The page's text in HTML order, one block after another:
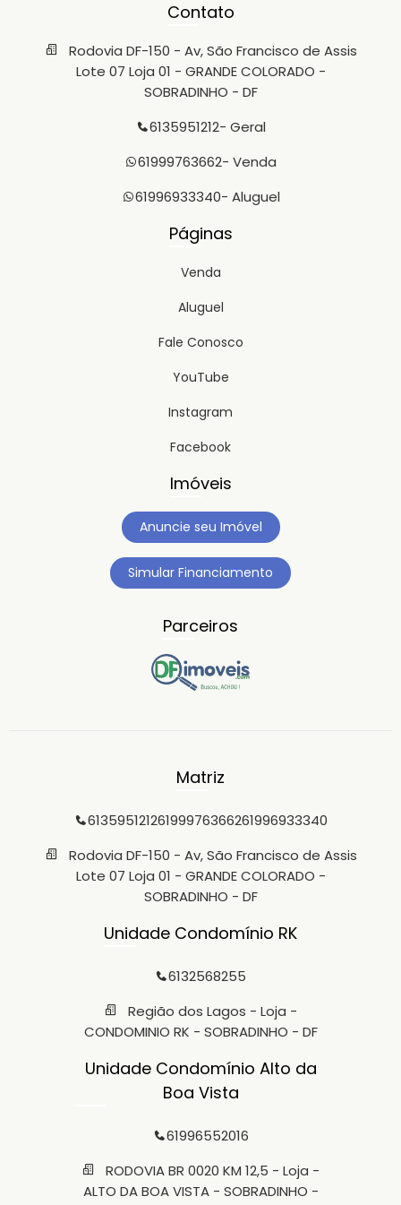
Contato
Rodovia DF-150 - Av, São Francisco de Assis
Lote 07 Loja 01 - GRANDE COLORADO -
SOBRADINHO - DF
6135951212- Geral
61999763662- Venda
61996933340- Aluguel
Páginas
Venda
Aluguel
Fale Conosco
YouTube
Instagram
Facebook
Imóveis
Anuncie seu Imóvel
Simular Financiamento
Parceiros
Matriz
61359512126199976366261996933340
Rodovia DF-150 - Av, São Francisco de Assis
Lote 07 Loja 01 - GRANDE COLORADO -
SOBRADINHO - DF
Unidade Condomínio RK
6132568255
Região dos Lagos - Loja -
CONDOMINIO RK - SOBRADINHO - DF
Unidade Condomínio Alto da
Boa Vista
61996552016
RODOVIA BR 0020 KM 12,5 - Loja -
ALTO DA BOA VISTA - SOBRADINHO -